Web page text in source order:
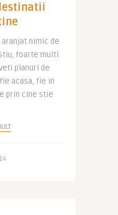
aranjat nimic de
foarte multi
planuri de
acasa, fie in
prin cine stie